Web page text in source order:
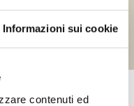
Informazioni sui cookie
contenuti ed